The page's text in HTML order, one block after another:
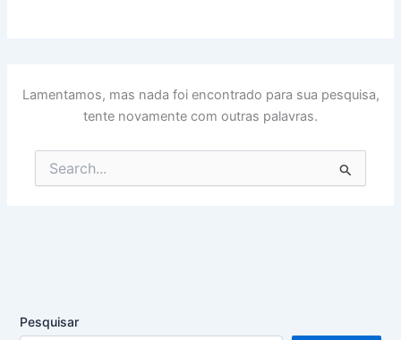
Lamentamos, mas nada foi encontrado para sua pesquisa,
tente novamente com outras palavras.
por:
Pesquisar